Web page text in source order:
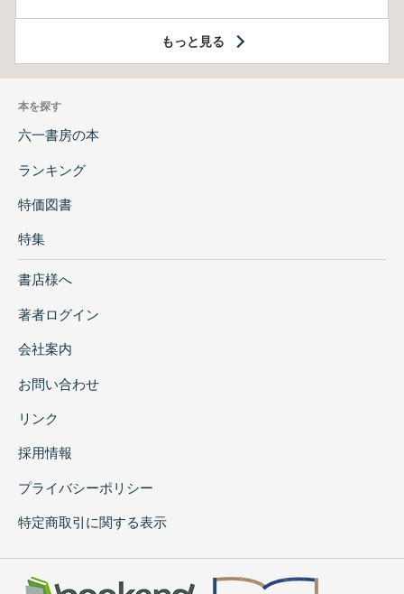
もっと見る
本を探す
六一書房の本
ランキング
特価図書
特集
書店様へ
著者ログイン
会社案内
お問い合わせ
リンク
採用情報
プライバシーポリシー
特定商取引に関する表示